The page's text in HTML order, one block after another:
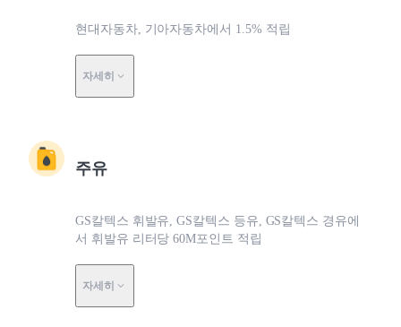
현대자동차, 기아자동차에서 1.5% 적립
자세히
주유
GS칼텍스 휘발유, GS칼텍스 등유, GS칼텍스 경유에
서 휘발유 리터당 60M포인트 적립
자세히